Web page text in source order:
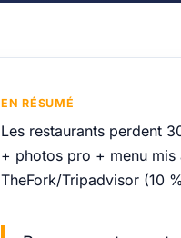
EN RÉSUMÉ
Les restaurants perdent
+ photos pro + menu
TheFork/Tripadvisor (10